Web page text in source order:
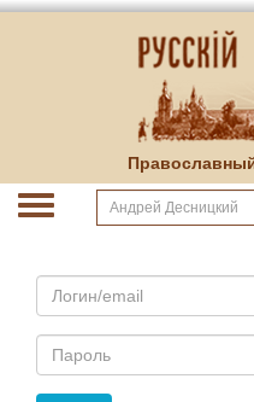
Email
Пароль